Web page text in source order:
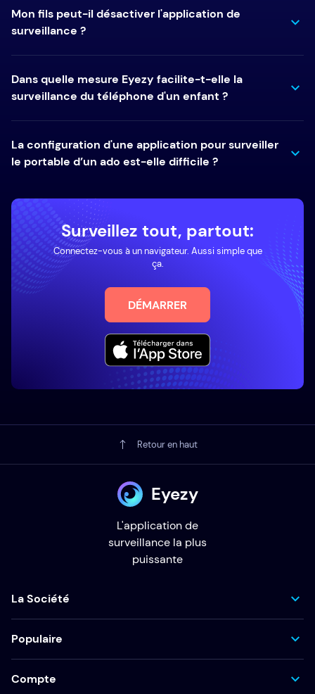
Mon fils peut-il désactiver l'application de
surveillance ?
Dans quelle mesure Eyezy facilite-t-elle la
surveillance du téléphone d'un enfant ?
La configuration d'une application pour surveiller
le portable d’un ado est-elle difficile ?
Surveillez tout, partout:
Connectez-vous à un navigateur. Aussi simple que
ça.
DÉMARRER
Retour en haut
Eyezy
L'application de
surveillance la plus
puissante
La Société
Populaire
Compte